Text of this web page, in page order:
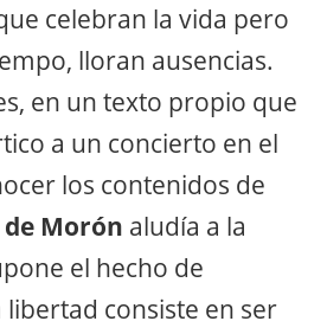
celebran la vida pero
lloran ausencias.
en un texto propio que
a un concierto en el
los contenidos de
Morón aludía a la
el hecho de
consiste en ser